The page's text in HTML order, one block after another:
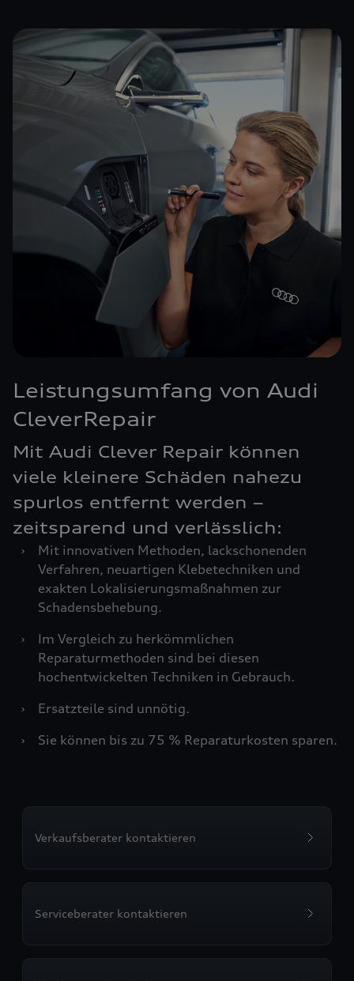
Leistungsumfang von Audi
CleverRepair
Mit Audi Clever Repair können
viele kleinere Schäden nahezu
spurlos entfernt werden –
zeitsparend und verlässlich:
›
Mit innovativen Methoden, lackschonenden
Verfahren, neuartigen Klebetechniken und
exakten Lokalisierungsmaßnahmen zur
Schadensbehebung.
›
Im Vergleich zu herkömmlichen
Reparaturmethoden sind bei diesen
hochentwickelten Techniken in Gebrauch.
›
Ersatzteile sind unnötig.
›
Sie können bis zu 75 % Reparaturkosten sparen.
Verkaufsberater kontaktieren
Serviceberater kontaktieren